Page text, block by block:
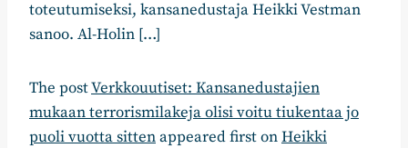
toteutumiseksi, kansanedustaja Heikki Vestman
sanoo. Al-Holin […]
The postVerkkouutiset: Kansanedustajien
mukaan terrorismilakeja olisi voitu tiukentaa jo
puoli vuotta sittenappeared first onHeikki